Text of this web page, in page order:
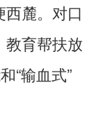
麓。对口
教育帮扶放
“输血式”